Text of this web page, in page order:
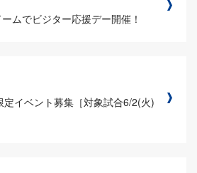
ムでビジター応援デー開催！
定イベント募集［対象試合6/2(火)